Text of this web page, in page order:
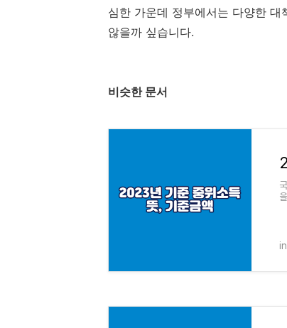
심한 가운데 정부에서는 다양한
않을까 싶습니다.
비슷한 문서